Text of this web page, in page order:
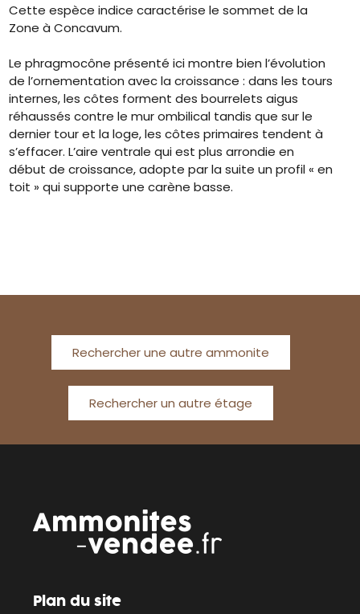
Cette espèce indice caractérise le sommet de la
Zone à Concavum.
Le phragmocône présenté ici montre bien l’évolution
de l’ornementation avec la croissance : dans les tours
internes, les côtes forment des bourrelets aigus
réhaussés contre le mur ombilical tandis que sur le
dernier tour et la loge, les côtes primaires tendent à
s’effacer. L’aire ventrale qui est plus arrondie en
début de croissance, adopte par la suite un profil « en
toit » qui supporte une carène basse.
Rechercher une autre ammonite
Rechercher un autre étage
Plan du site